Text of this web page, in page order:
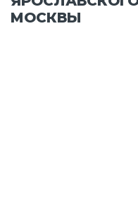
МОСКВЫ